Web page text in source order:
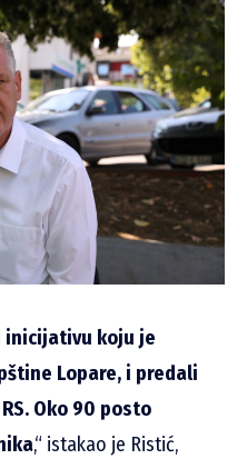
inicijativu koju je
Lopare, i predali
Oko 90 posto
,“ istakao je Ristić,